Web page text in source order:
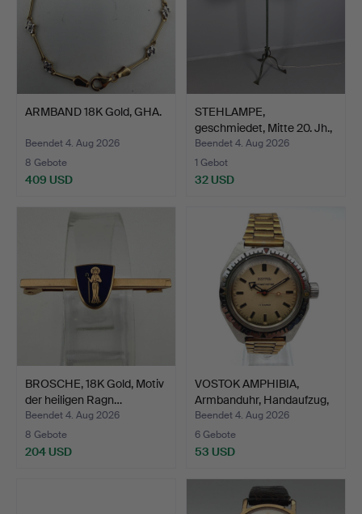
ARMBAND 18K Gold, GHA.
Beendet 4. Aug 2026
8 Gebote
409 USD
STEHLAMPE,
geschmiedet, Mitte 20. Jh.,
grü…
Beendet 4. Aug 2026
1 Gebot
32 USD
BROSCHE, 18K Gold, Motiv
der heiligen Ragn…
Beendet 4. Aug 2026
8 Gebote
204 USD
VOSTOK AMPHIBIA,
Armbanduhr, Handaufzug,
S…
Beendet 4. Aug 2026
6 Gebote
53 USD